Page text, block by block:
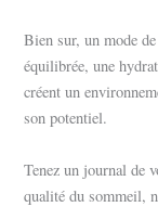
Bien sur, un mode
équilibrée, une
créent un
son potentiel.
Tenez un journal de
qualité du sommeil,